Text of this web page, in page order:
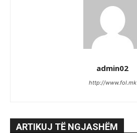
admin02
http://www.fol.mk
ARTIKUJ TË NGJASHËM